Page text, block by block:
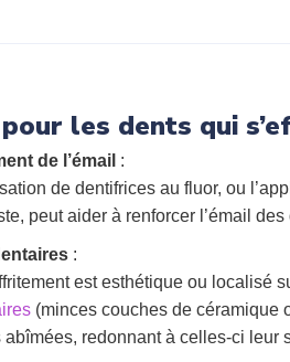
les dents qui
de l’émail :
de dentifrices au fluor, ou
peut aider à renforcer l’émail
:
est esthétique ou localisé
(minces couches de céramique
abîmées, redonnant à celles-ci leur